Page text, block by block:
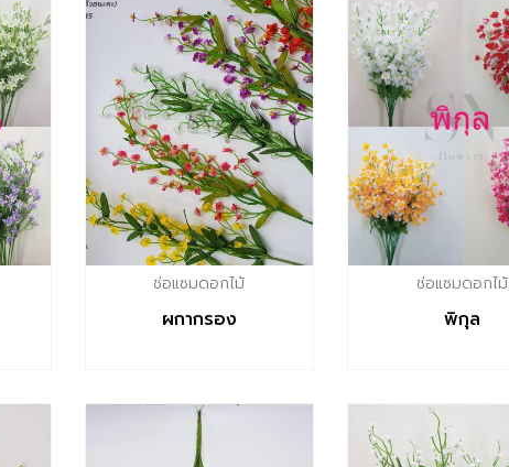
ช่อแซมดอกไม้
ผกากรอง
ช่อแซมดอกไม้
พิกุล